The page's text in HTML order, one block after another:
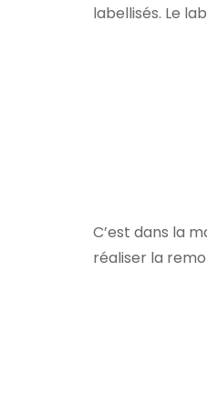
labellisés. Le
C’est dans la
réaliser la